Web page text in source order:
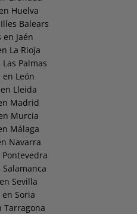
Huelva
Balears
en Jaén
La Rioja
Palmas
en León
Lleida
Madrid
Murcia
Málaga
Navarra
Salamanca
Sevilla
en Soria
Tarragona